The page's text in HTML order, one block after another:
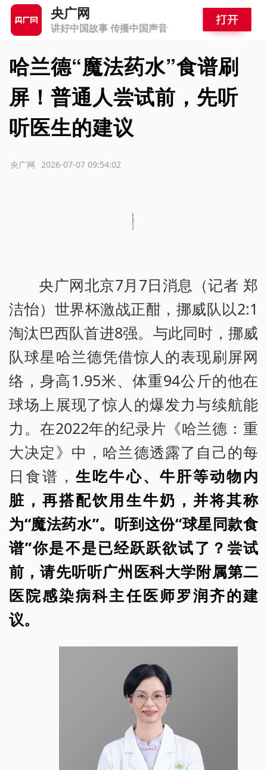
央广网
讲好中国故事 传播中国声音
哈兰德“魔法药水”食谱刷
屏！普通人尝试前，先听
听医生的建议
2026-07-07 09:54:02
央广网
央广网北京7月7日消息（记者 郑
洁怡）世界杯激战正酣，挪威队以2:1
淘汰巴西队首进8强。与此同时，挪威
队球星哈兰德凭借惊人的表现刷屏网
络，身高1.95米、体重94公斤的他在
球场上展现了惊人的爆发力与续航能
力。在2022年的纪录片《哈兰德：重
大决定》中，哈兰德透露了自己的每
日食谱，生吃牛心、牛肝等动物内
脏，再搭配饮用生牛奶，并将其称
为“魔法药水”。听到这份“球星同款食
谱”你是不是已经跃跃欲试了？尝试
前，请先听听广州医科大学附属第二
医院感染病科主任医师罗润齐的建
议。